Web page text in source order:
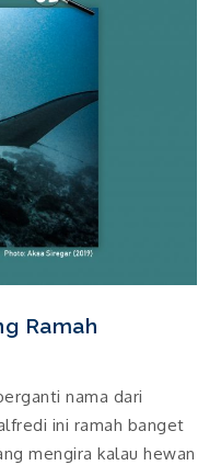
Ramah
nama dari
ini ramah banget
mengira kalau hewan